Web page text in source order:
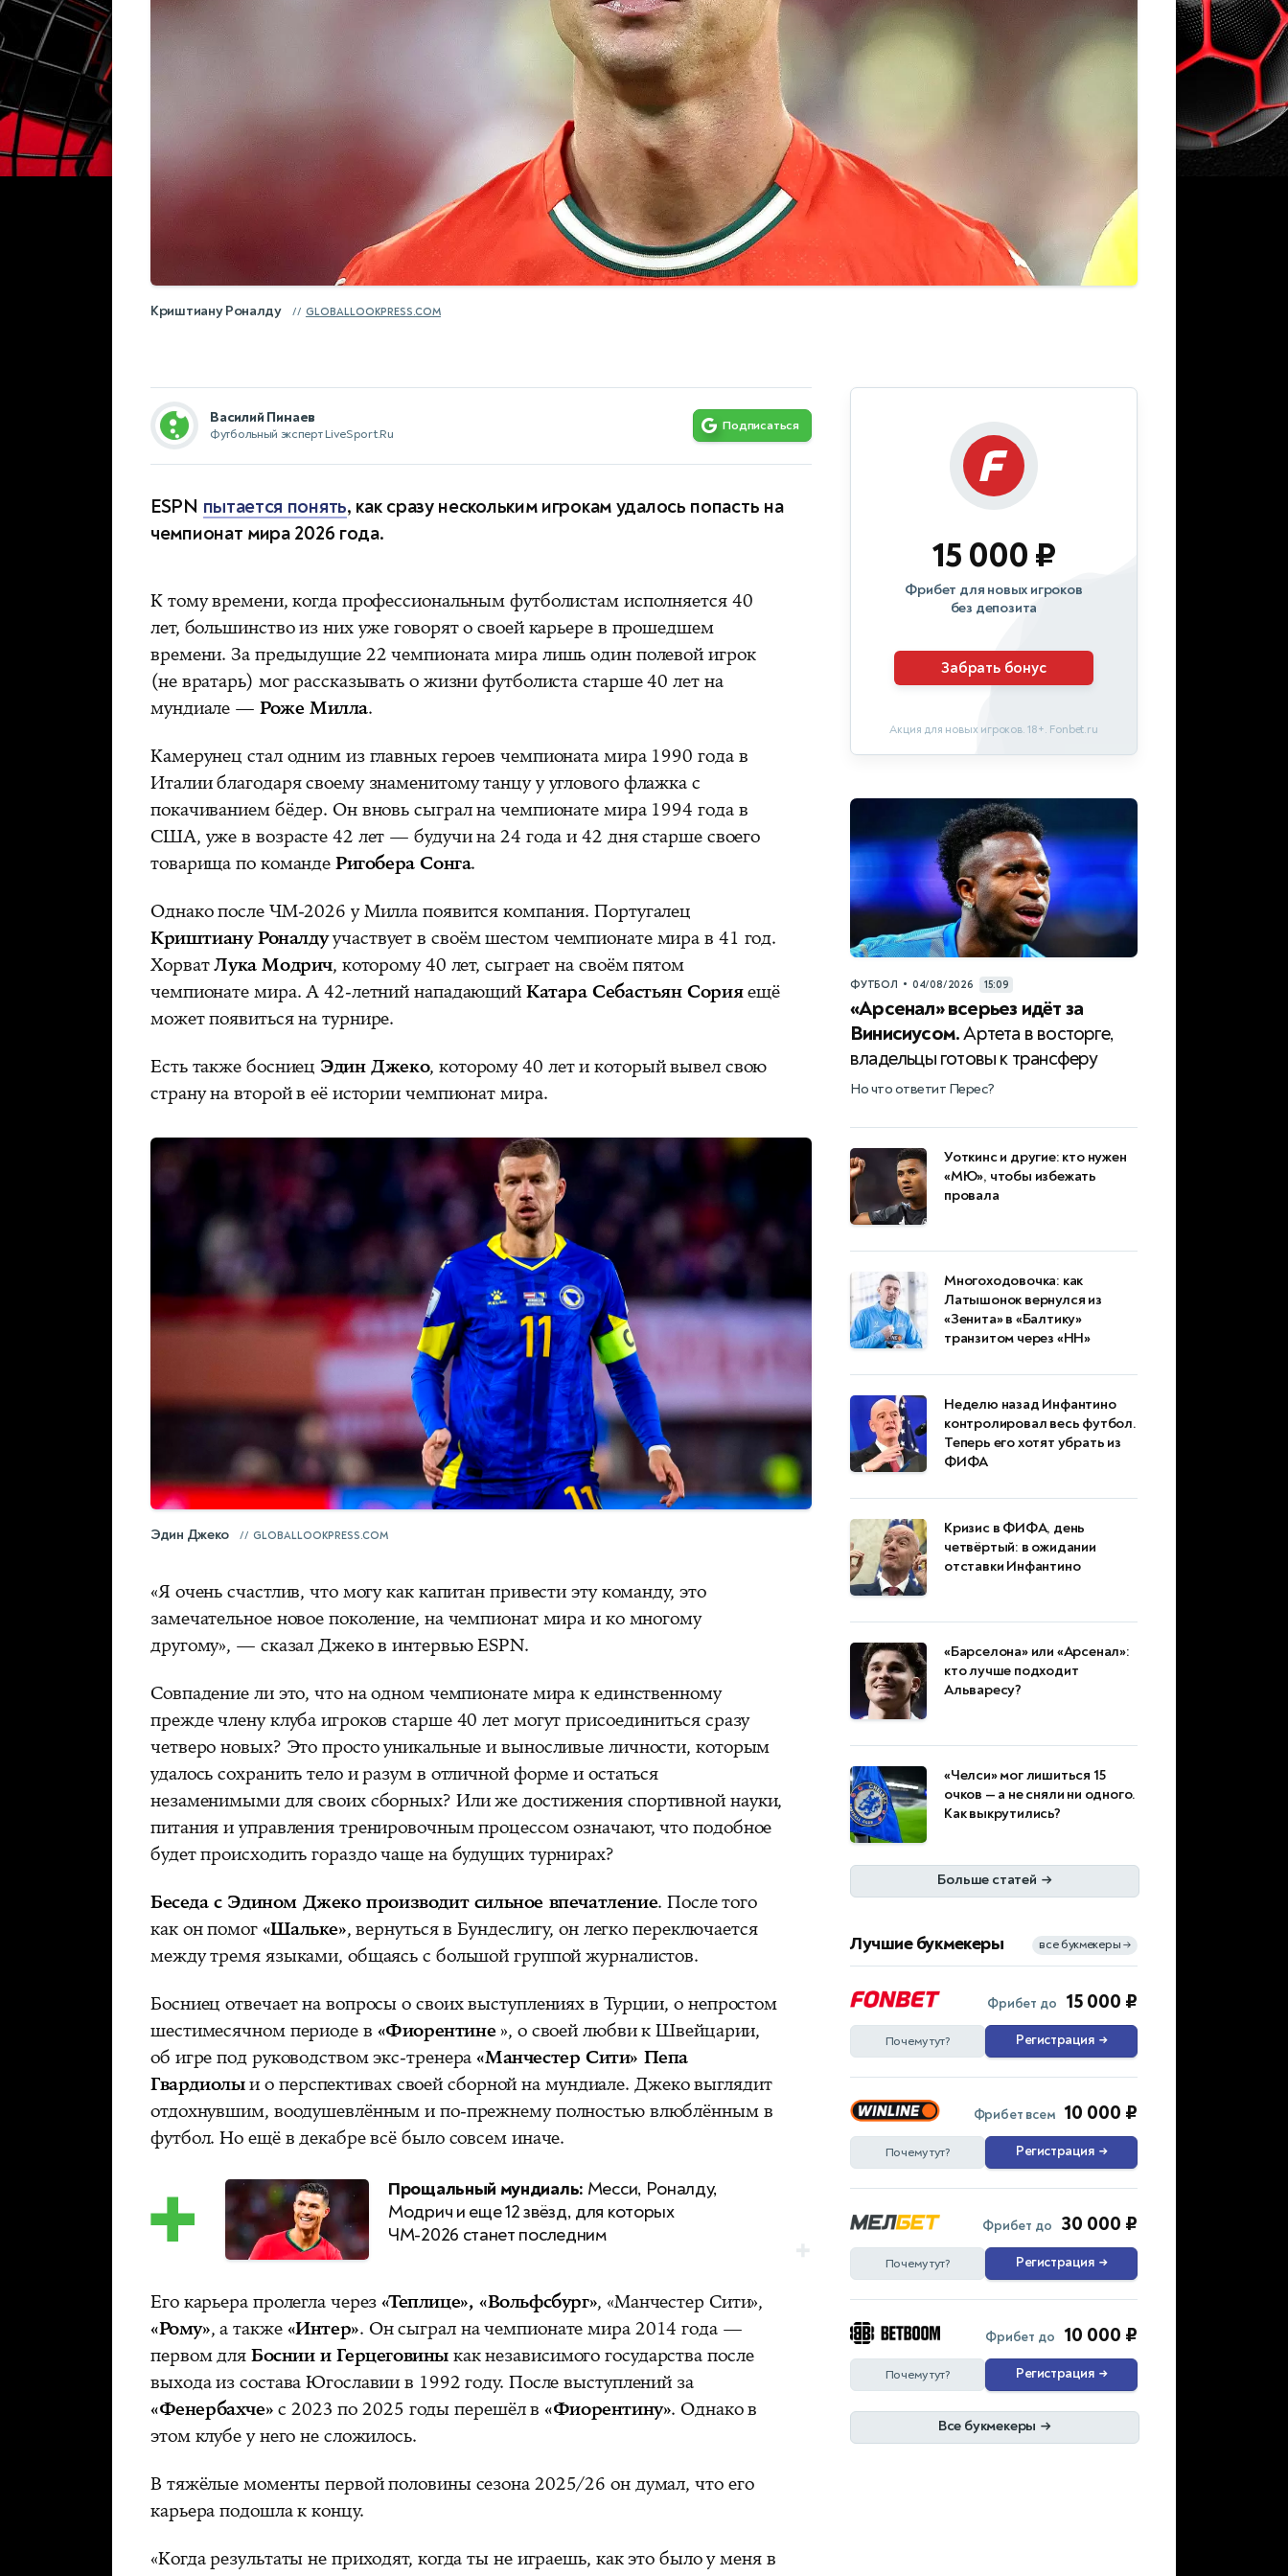
Криштиану Роналду GLOBALLOOKPRESS.COM
Василий Пинаев
Футбольный эксперт LiveSport.Ru
Подписаться
ESPN пытается понять, как сразу нескольким игрокам удалось попасть на
чемпионат мира 2026 года.
К тому времени, когда профессиональным футболистам исполняется 40
лет, большинство из них уже говорят о своей карьере в прошедшем
времени. За предыдущие 22 чемпионата мира лишь один полевой игрок
(не вратарь) мог рассказывать о жизни футболиста старше 40 лет на
мундиале — Роже Милла.
Камерунец стал одним из главных героев чемпионата мира 1990 года в
Италии благодаря своему знаменитому танцу у углового флажка с
покачиванием бёдер. Он вновь сыграл на чемпионате мира 1994 года в
США, уже в возрасте 42 лет — будучи на 24 года и 42 дня старше своего
товарища по командеРигобера Сонга.
Однако после ЧМ-2026 у Милла появится компания. Португалец
Криштиану Роналдуучаствует в своём шестом чемпионате мира в 41 год.
ХорватЛука Модрич, которому 40 лет, сыграет на своём пятом
чемпионате мира. А 42-летний нападающийКатара Себастьян Сорияещё
может появиться на турнире.
Есть также босниец Эдин Джеко, которому 40 лет и который вывел свою
страну на второй в её истории чемпионат мира.
Эдин Джеко GLOBALLOOKPRESS.COM
«Я очень счастлив, что могу как капитан привести эту команду, это
замечательное новое поколение, на чемпионат мира и ко многому
другому», — сказал Джеко в интервью ESPN.
Совпадение ли это, что на одном чемпионате мира к единственному
прежде члену клуба игроков старше 40 лет могут присоединиться сразу
четверо новых? Это просто уникальные и выносливые личности, которым
удалось сохранить тело и разум в отличной форме и остаться
незаменимыми для своих сборных? Или же достижения спортивной науки,
питания и управления тренировочным процессом означают, что подобное
будет происходить гораздо чаще на будущих турнирах?
Беседа с Эдином Джеко производит сильное впечатление. После того
как он помог«Шальке», вернуться в Бундеслигу, он легко переключается
между тремя языками, общаясь с большой группой журналистов.
Босниец отвечает на вопросы о своих выступлениях в Турции, о непростом
шестимесячном периоде в «Фиорентине», о своей любви к Швейцарии,
об игре под руководством экс-тренера«Манчестер Сити» Пепа
Гвардиолыи о перспективах своей сборной на мундиале. Джеко выглядит
отдохнувшим, воодушевлённым и по-прежнему полностью влюблённым в
футбол. Но ещё в декабре всё было совсем иначе.
Прощальный мундиаль: Месси, Роналду,
Модрич и еще 12 звёзд, для которых
ЧМ-2026 станет последним
Его карьера пролегла через«Теплице», «Вольфсбург», «Манчестер Сити»,
«Рому», а также«Интер». Он сыграл на чемпионате мира 2014 года —
первом дляБоснии и Герцеговиныкак независимого государства после
выхода из состава Югославии в 1992 году. После выступлений за
«Фенербахче»с 2023 по 2025 годы перешёл в«Фиорентину». Однако в
этом клубе у него не сложилось.
В тяжёлые моменты первой половины сезона 2025/26 он думал, что его
карьера подошла к концу.
«Когда результаты не приходят, когда ты не играешь, как это было у меня в
15 000 ₽
Фрибет для новых игроков
без депозита
Забрать бонус
Акция для новых игроков. 18+. Fonbet.ru
ФУТБОЛ • 04/08/2026 15:09
«Арсенал» всерьез идёт за
Винисиусом.Артета в восторге,
владельцы готовы к трансферу
Но что ответит Перес?
Уоткинс и другие: кто нужен
«МЮ», чтобы избежать
провала
Многоходовочка: как
Латышонок вернулся из
«Зенита» в «Балтику»
транзитом через «НН»
Неделю назад Инфантино
контролировал весь футбол.
Теперь его хотят убрать из
ФИФА
Кризис в ФИФА, день
четвёртый: в ожидании
отставки Инфантино
«Барселона» или «Арсенал»:
кто лучше подходит
Альваресу?
«Челси» мог лишиться 15
очков — а не сняли ни одного.
Как выкрутились?
Больше статей →
Лучшие букмекеры все букмекеры →
Фрибет до 15 000 ₽
Почему тут? Регистрация →
Фрибет всем 10 000 ₽
Почему тут? Регистрация →
Фрибет до 30 000 ₽
Почему тут? Регистрация →
Фрибет до 10 000 ₽
Почему тут? Регистрация →
Все букмекеры →